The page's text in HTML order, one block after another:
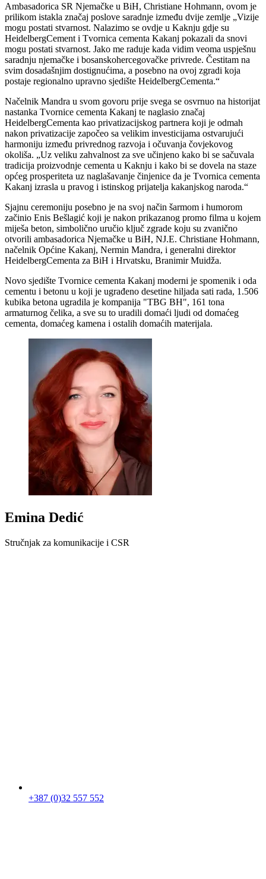
Ambasadorica SR Njemačke u BiH, Christiane Hohmann, ovom je
prilikom istakla značaj poslove saradnje između dvije zemlje „Vizije
mogu postati stvarnost. Nalazimo se ovdje u Kaknju gdje su
HeidelbergCement i Tvornica cementa Kakanj pokazali da snovi
mogu postati stvarnost. Jako me raduje kada vidim veoma uspješnu
saradnju njemačke i bosanskohercegovačke privrede. Čestitam na
svim dosadašnjim dostignućima, a posebno na ovoj zgradi koja
postaje regionalno upravno sjedište HeidelbergCementa.“
Načelnik Mandra u svom govoru prije svega se osvrnuo na historijat
nastanka Tvornice cementa Kakanj te naglasio značaj
HeidelbergCementa kao privatizacijskog partnera koji je odmah
nakon privatizacije započeo sa velikim investicijama ostvarujući
harmoniju između privrednog razvoja i očuvanja čovjekovog
okoliša. „Uz veliku zahvalnost za sve učinjeno kako bi se sačuvala
tradicija proizvodnje cementa u Kaknju i kako bi se dovela na staze
općeg prosperiteta uz naglašavanje činjenice da je Tvornica cementa
Kakanj izrasla u pravog i istinskog prijatelja kakanjskog naroda.“
Sjajnu ceremoniju posebno je na svoj način šarmom i humorom
začinio Enis Bešlagić koji je nakon prikazanog promo filma u kojem
miješa beton, simbolično uručio ključ zgrade koju su zvanično
otvorili ambasadorica Njemačke u BiH, NJ.E. Christiane Hohmann,
načelnik Općine Kakanj, Nermin Mandra, i generalni direktor
HeidelbergCementa za BiH i Hrvatsku, Branimir Muidža.
Novo sjedište Tvornice cementa Kakanj moderni je spomenik i oda
cementu i betonu u koji je ugrađeno desetine hiljada sati rada, 1.506
kubika betona ugradila je kompanija "TBG BH", 161 tona
armaturnog čelika, a sve su to uradili domaći ljudi od domaćeg
cementa, domaćeg kamena i ostalih domaćih materijala.
Emina Dedić
Stručnjak za komunikacije i CSR
+387 (0)32 557 552